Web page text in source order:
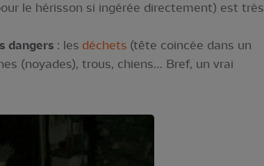
le hérisson si ingérée directement) est très
dangers : les déchets (tête coincée dans un
(noyades), trous, chiens… Bref, un vrai